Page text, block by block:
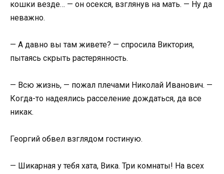
кошки везде… — он осекся, взглянув на мать. — Ну да
неважно.
— А давно вы там живете? — спросила Виктория,
пытаясь скрыть растерянность.
— Всю жизнь, — пожал плечами Николай Иванович. —
Когда-то надеялись расселение дождаться, да все
никак.
Георгий обвел взглядом гостиную.
— Шикарная у тебя хата, Вика. Три комнаты! На всех